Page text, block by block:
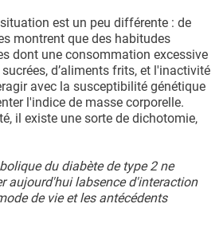
est un peu différente : de
montrent que des habitudes
dont une consommation excessive
d’aliments frits, et l'inactivité
avec la susceptibilité génétique
l'indice de masse corporelle.
il existe une sorte de dichotomie,
du diabète de type 2 ne
aujourd'hui labsence d'interaction
de vie et les antécédents